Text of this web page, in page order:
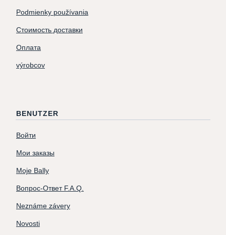
Podmienky používania
Стоимость доставки
Оплата
výrobcov
BENUTZER
Войти
Мои заказы
Moje Bally
Вопрос-Ответ F.A.Q.
Neznáme závery
Novosti